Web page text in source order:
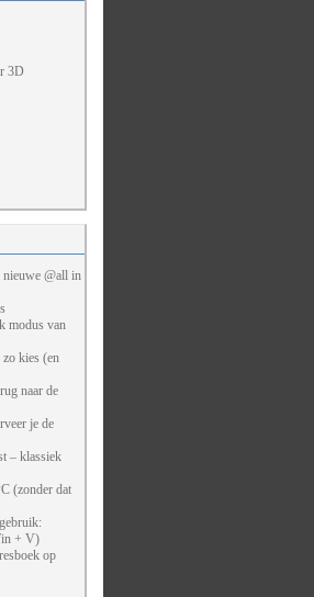
3D
@all in
modus van
kies (en
naar de
je de
– klassiek
(zonder dat
+ V)
op